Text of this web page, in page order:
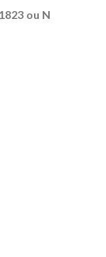
ou N